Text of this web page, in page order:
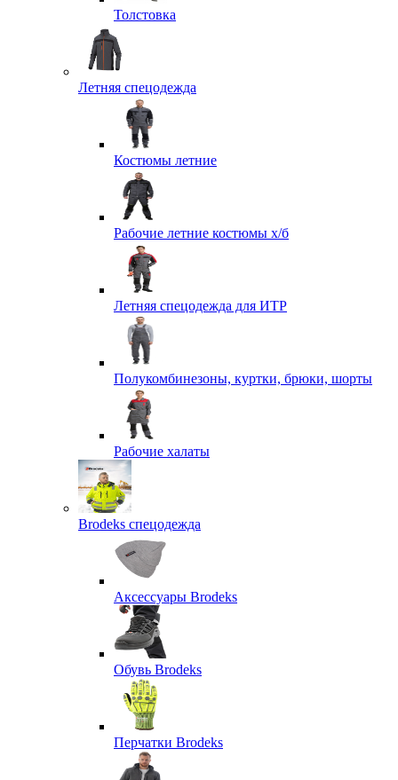
Толстовка
Летняя спецодежда
Костюмы летние
Рабочие летние костюмы х/б
Летняя спецодежда для ИТР
Полукомбинезоны, куртки, брюки, шорты
Рабочие халаты
Brodeks спецодежда
Аксессуары Brodeks
Обувь Brodeks
Перчатки Brodeks